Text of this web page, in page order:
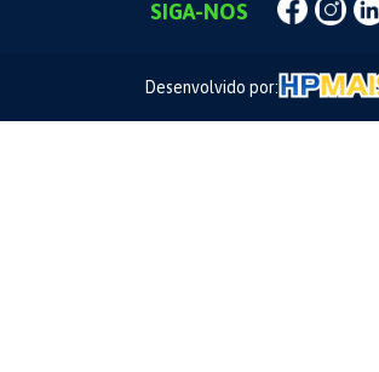
SIGA-NOS
Desenvolvido por: